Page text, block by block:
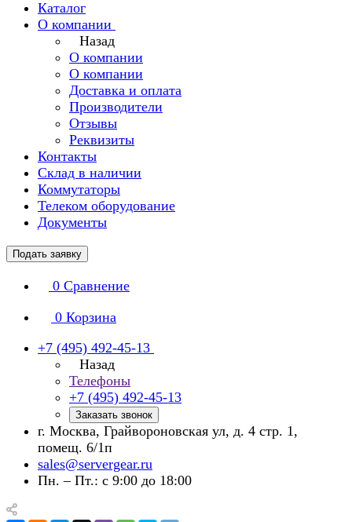
Каталог
О компании
Назад
О компании
О компании
Доставка и оплата
Производители
Отзывы
Реквизиты
Контакты
Склад в наличии
Коммутаторы
Телеком оборудование
Документы
Подать заявку
0 Сравнение
0 Корзина
+7 (495) 492-45-13
Назад
Телефоны
+7 (495) 492-45-13
Заказать звонок
г. Москва, Грайвороновская ул, д. 4 стр. 1,
помещ. 6/1п
sales@servergear.ru
Пн. – Пт.: с 9:00 до 18:00